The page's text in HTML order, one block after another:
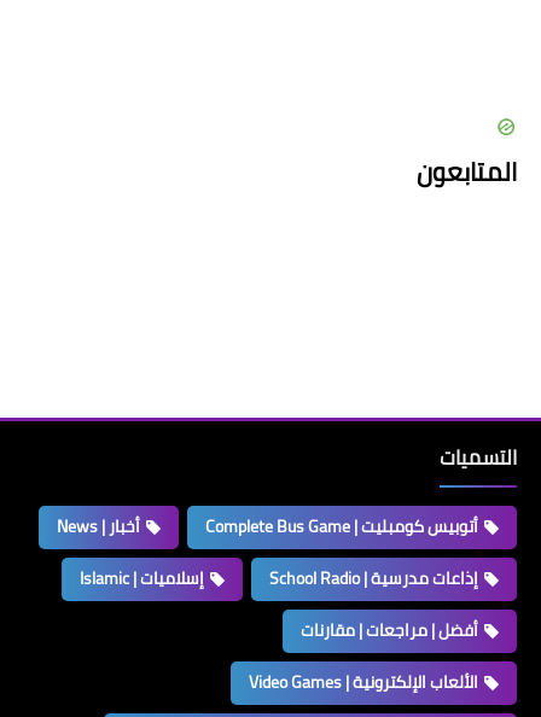
المتابعون
التسميات
أتوبيس كومبليت | Complete Bus Game
أخبار | News
إذاعات مدرسية | School Radio
إسلاميات | Islamic
أفضل | مراجعات | مقارنات
الألعاب الإلكترونية | Video Games